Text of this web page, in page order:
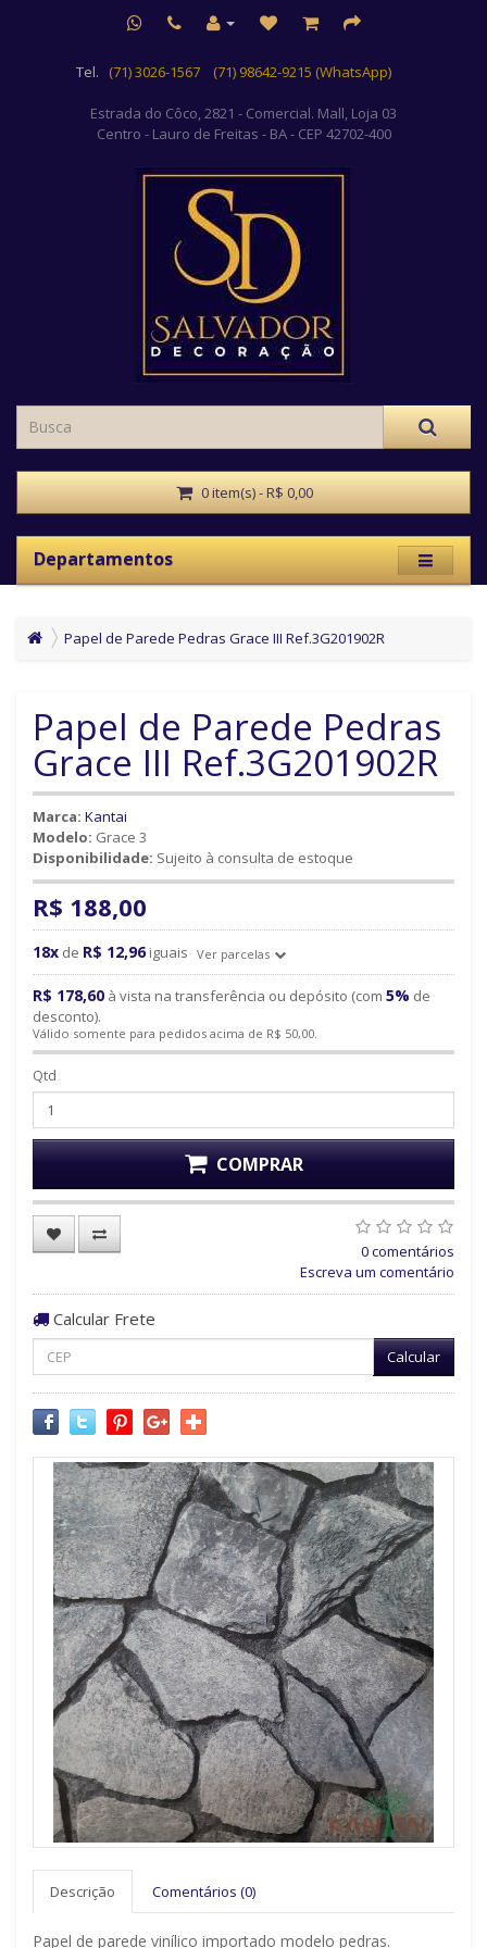
Tel. (71) 3026-1567 (71) 98642-9215 (WhatsApp)
Estrada do Côco, 2821 - Comercial. Mall, Loja 03
Centro - Lauro de Freitas - BA - CEP 42702-400
0 item(s) - R$ 0,00
Departamentos
Papel de Parede Pedras Grace III Ref.3G201902R
Papel de Parede Pedras
Grace III Ref.3G201902R
Marca: Kantai
Modelo: Grace 3
Disponibilidade: Sujeito à consulta de estoque
R$ 188,00
18x de R$ 12,96 iguais Ver parcelas
R$ 178,60 à vista na transferência ou depósito (com 5% de
desconto).
Válido somente para pedidos acima de R$ 50,00.
Qtd
COMPRAR
0 comentários
Escreva um comentário
Calcular Frete
Calcular
Descrição Comentários (0)
Papel de parede vinílico importado modelo pedras.